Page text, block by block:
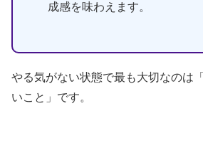
成感を味わえます。
やる気がない状態で最も大切なのは
いこと」です。